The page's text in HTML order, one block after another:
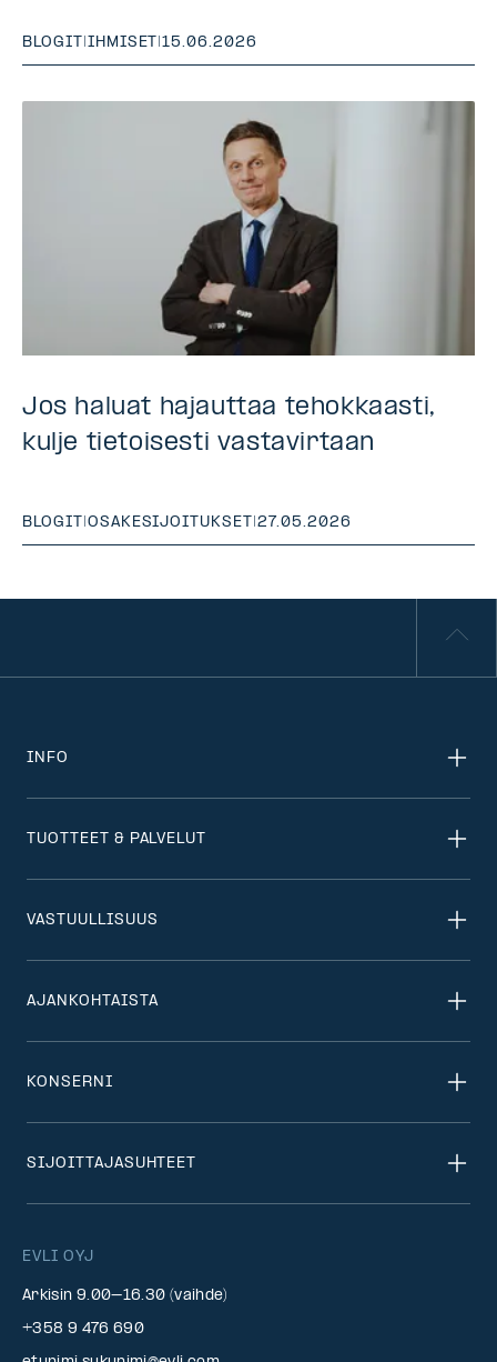
BLOGIT IHMISET |15.06.2026
Jos haluat hajauttaa tehokkaasti,
kulje tietoisesti vastavirtaan
BLOGIT |OSAKESIJOITUKSET |27.05.2026
EVLI OYJ
Arkisin 9.00–16.30 (vaihde)
+358 9 476 690
INFO
TUOTTEET & PALVELUT
VASTUULLISUUS
AJANKOHTAISTA
KONSERNI
SIJOITTAJASUHTEET